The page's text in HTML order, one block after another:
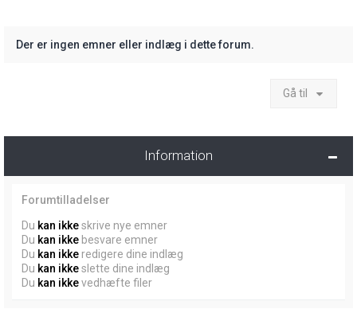
Der er ingen emner eller indlæg i dette forum.
Gå til
Information
Forumtilladelser
Du kan ikkeskrive nye emner
Du kan ikke besvare emner
Du kan ikke redigere dine indlæg
Du kan ikkeslette dine indlæg
Du kan ikkevedhæfte filer